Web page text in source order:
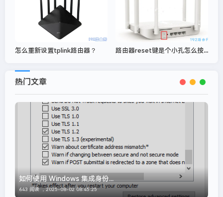
怎么重新设置tplink路由器？ 路由器reset键是个小孔怎么按？
热门文章
如何使用 Windows 集成身份...
643 阅读 ， 2025-08-02 08:45:25